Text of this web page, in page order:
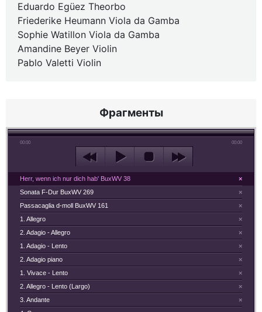
Eduardo Egüez Theorbo
Friederike Heumann Viola da Gamba
Sophie Watillon Viola da Gamba
Amandine Beyer Violin
Pablo Valetti Violin
Фрагменты
00:00 00:00
×
Herr, wenn ich nur dich hab' BuxWV 38
×
Sonata F-Dur BuxWV 269
×
Passacaglia d-moll BuxWV 161
×
1. Allegro
×
2. Adagio - Allegro
×
1. Adagio - Lento
×
2. Adagio piano
×
1. Vivace - Lento
×
2. Allegro - Lento (Largo)
×
3. Andante